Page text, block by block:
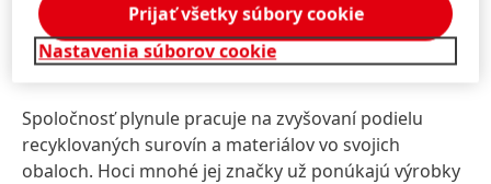
alebo opätovne použiteľných.* Koncom roka 2020
spĺňalo túto požiadavku už takmer 89 percent jej
obalov.
Spoločnosť plynule pracuje na zvyšovaní podielu
recyklovaných surovín a materiálov vo svojich
obaloch. Hoci mnohé jej značky už ponúkajú výrobky
Nastavenia súborov cookie
Prijať všetky súbory cookie